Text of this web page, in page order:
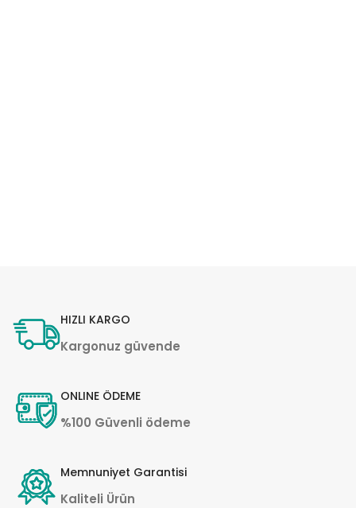
HIZLI KARGO
Kargonuz güvende
ONLINE ÖDEME
%100 Güvenli ödeme
Memnuniyet Garantisi
Kaliteli Ürün